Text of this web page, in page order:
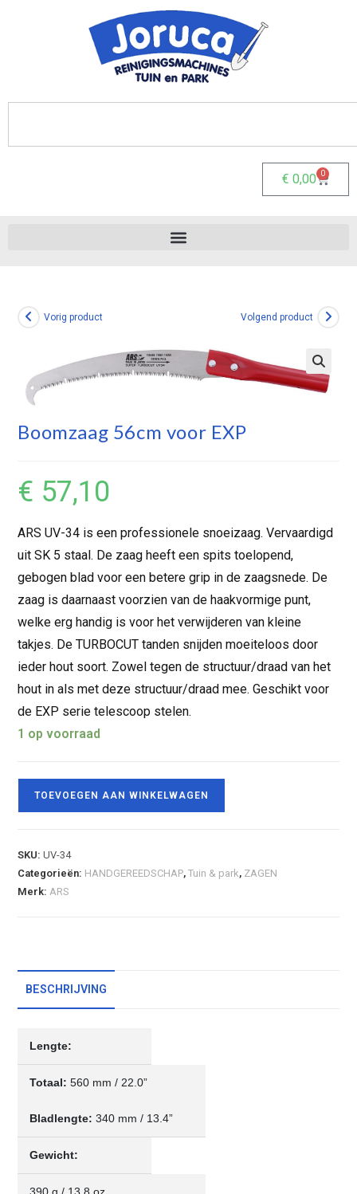
€ 0,00 0
Vorig product Volgend product
Boomzaag 56cm voor EXP
€ 57,10
ARS UV-34 is een professionele snoeizaag. Vervaardigd
uit SK 5 staal. De zaag heeft een spits toelopend,
gebogen blad voor een betere grip in de zaagsnede. De
zaag is daarnaast voorzien van de haakvormige punt,
welke erg handig is voor het verwijderen van kleine
takjes. De TURBOCUT tanden snijden moeiteloos door
ieder hout soort. Zowel tegen de structuur/draad van het
hout in als met deze structuur/draad mee. Geschikt voor
de EXP serie telescoop stelen.
1 op voorraad
TOEVOEGEN AAN WINKELWAGEN
SKU:UV-34
Categorieën: HANDGEREEDSCHAP,Tuin & park, ZAGEN
Merk:ARS
BESCHRIJVING
Lengte:
Totaal: 560 mm / 22.0”
Bladlengte: 340 mm / 13.4”
Gewicht: